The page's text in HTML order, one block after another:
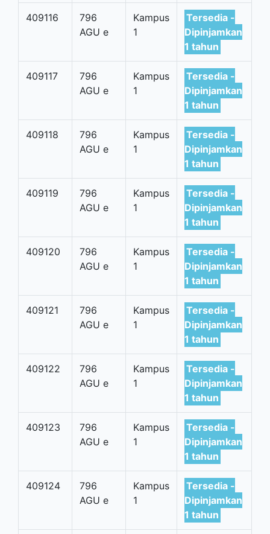
409116
796
AGU e
Kampus
1
Tersedia -
Dipinjamkan
1 tahun
409117
796
AGU e
Kampus
1
Tersedia -
Dipinjamkan
1 tahun
409118
796
AGU e
Kampus
1
Tersedia -
Dipinjamkan
1 tahun
409119
796
AGU e
Kampus
1
Tersedia -
Dipinjamkan
1 tahun
409120
796
AGU e
Kampus
1
Tersedia -
Dipinjamkan
1 tahun
409121
796
AGU e
Kampus
1
Tersedia -
Dipinjamkan
1 tahun
409122
796
AGU e
Kampus
1
Tersedia -
Dipinjamkan
1 tahun
409123
796
AGU e
Kampus
1
Tersedia -
Dipinjamkan
1 tahun
409124
796
AGU e
Kampus
1
Tersedia -
Dipinjamkan
1 tahun